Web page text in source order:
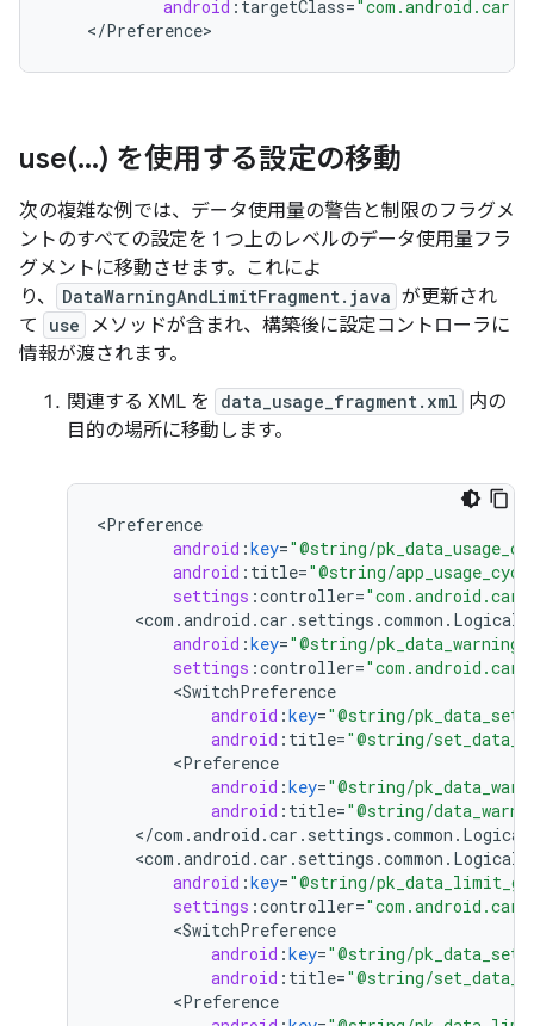
android : targetClass=
</Preference>
use(...) を使用する設定の移動
次の複雑な例では、データ使用量の警告と制限のフラグメ
ントのすべての設定を 1 つ上のレベルのデータ使用量フラ
グメントに移動させます。これによ
り、
DataWarningAndLimitFragment.java が更新され
て
use
メソッドが含まれ、構築後に設定コントローラに
情報が渡されます。
関連する XML を
data_usage_fragment.xml 内の
目的の場所に移動します。
<Preference
android :key="@string/
android : title="@string/
settings :controller=
<com .android .car . settings .common .
android :key="@string/
settings :controller=
<SwitchPreference
android :key="@string/
android : title="@string/
<Preference
android :key="@string/
android : title="@string/
</com .android .car . settings .common .
<com .android .car . settings .common .
android :key="@string/
settings :controller=
<SwitchPreference
android :key="@string/
android : title="@string/
<Preference